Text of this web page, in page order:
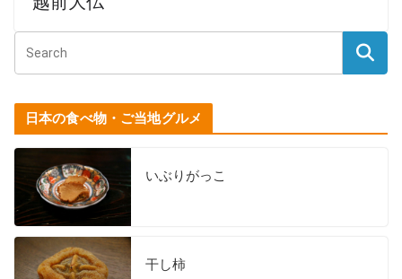
日本の食べ物・ご当地グルメ
いぶりがっこ
干し柿